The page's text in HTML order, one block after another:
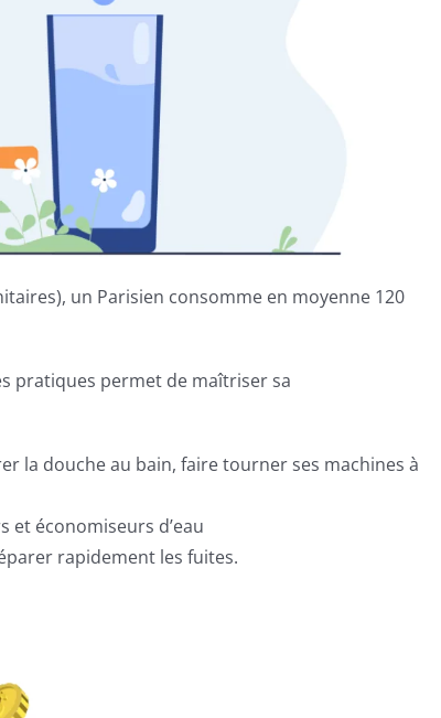
un Parisien consomme en moyenne 120
pratiques permet de maîtriser sa
la douche au bain, faire tourner ses machines à
et économiseurs d’eau
rapidement les fuites.